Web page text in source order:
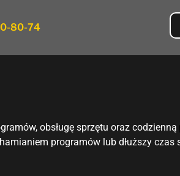
80-74
obsługę sprzętu oraz codzienną
programów lub dłuższy czas